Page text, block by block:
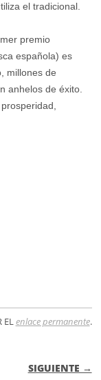
el tradicional.
premio
española) es
millones de
anhelos de éxito.
ELenlace permanente.
SIGUIENTE →